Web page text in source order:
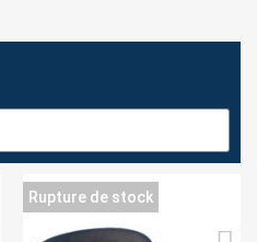
Rupture de stock